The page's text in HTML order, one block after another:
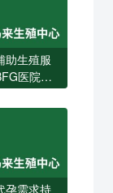
助生殖服
医院全
孕需求持